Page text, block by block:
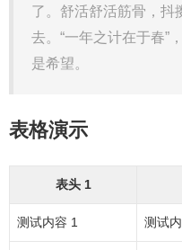
了。舒活舒活筋骨，抖
去。“一年之计在于春”
是希望。
表格演示
表头 1
测试内容 1 测试